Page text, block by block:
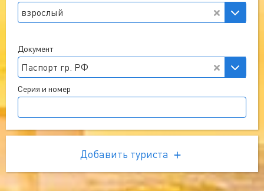
взрослый
Документ
Паспорт гр. РФ
Серия и номер
Добавить туриста